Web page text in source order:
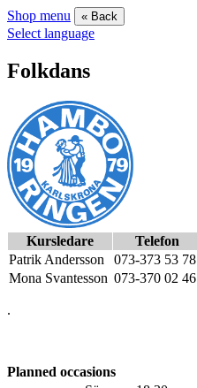
Shop menu « Back
Select language
Folkdans
Kursledare
Telefon
Patrik Andersson
073-373 53 78
Mona Svantesson 073-370 02 46
.
Planned occasions